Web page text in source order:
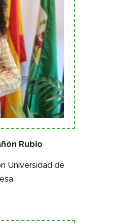
Rubio
Universidad de